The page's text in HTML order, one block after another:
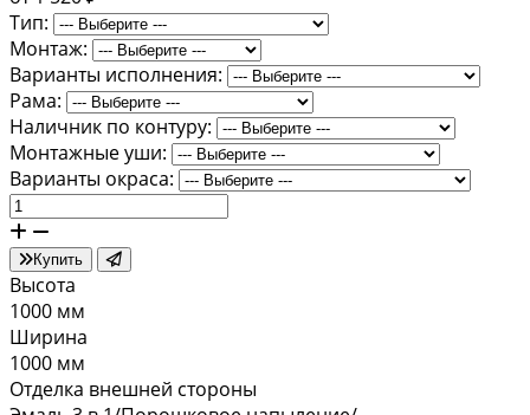
Тип:
Монтаж:
Варианты исполнения:
Рама:
Наличник по контуру:
Монтажные уши:
Варианты окраса:
Купить
Высота
1000 мм
Ширина
1000 мм
Отделка внешней стороны